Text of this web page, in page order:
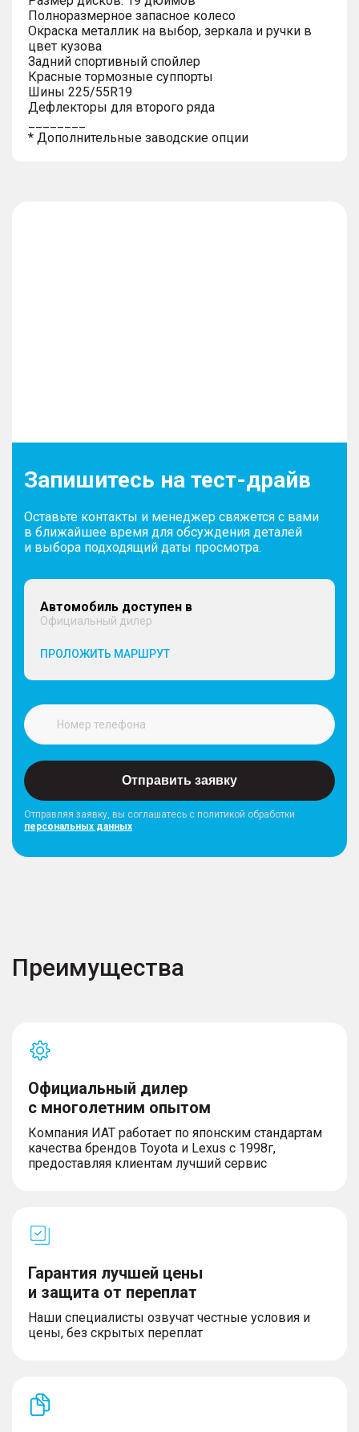
Полноразмерное запасное колесо
Окраска металлик на выбор, зеркала и ручки в
цвет кузова
Задний спортивный спойлер
Красные тормозные суппорты
Шины 225/55R19
Дефлекторы для второго ряда
* Дополнительные заводские опции
Запишитесь на тест-драйв
Оставьте контакты и менеджер свяжется с вами
в ближайшее время для обсуждения деталей
и выбора подходящий даты просмотра.
Автомобиль доступен в
Официальный дилер
ПРОЛОЖИТЬ МАРШРУТ
Отправить заявку
Отправляя заявку, вы соглашатесь с политикой обработки
персональных данных
Преимущества
Официальный дилер
с многолетним опытом
Компания ИАТ работает по японским стандартам
качества брендов Toyota и Lexus с 1998г,
предоставляя клиентам лучший сервис
Гарантия лучшей цены
и защита от переплат
Наши специалисты озвучат честные условия и
цены, без скрытых переплат